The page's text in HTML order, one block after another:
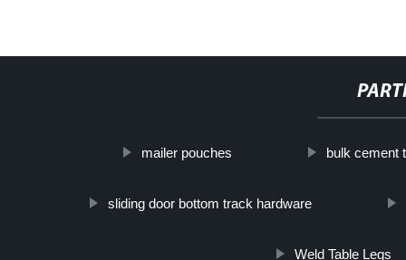
mailer pouches bulk cement
sliding door bottom track hardware
Weld Table Legs